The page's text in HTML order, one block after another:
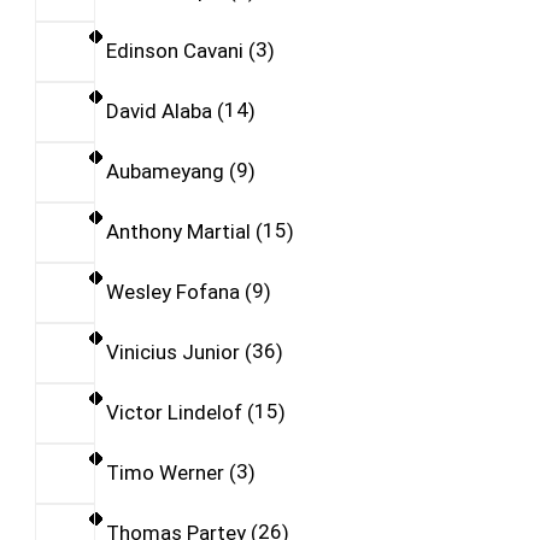
Edinson Cavani 3
David Alaba 14
Aubameyang 9
Anthony Martial 15
Wesley Fofana 9
Vinicius Junior 36
Victor Lindelof 15
Timo Werner 3
Thomas Partey 26